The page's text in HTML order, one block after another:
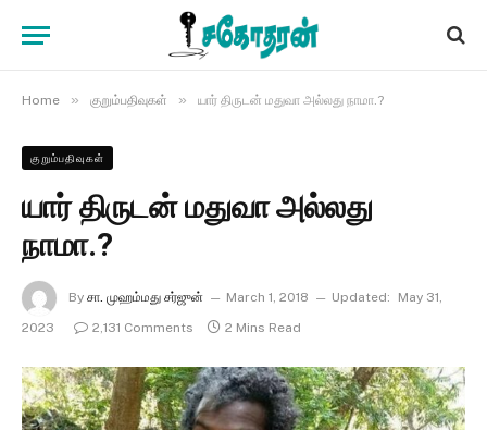
Home » குறும்பதிவுகள் » யார் திருடன் மதுவா அல்லது நாமா.?
குறும்பதிவுகள்
யார் திருடன் மதுவா அல்லது
நாமா.?
By சா. முஹம்மது சர்ஜுன் March 1, 2018 Updated:
May 31,
2023
2,131 Comments 2 Mins Read